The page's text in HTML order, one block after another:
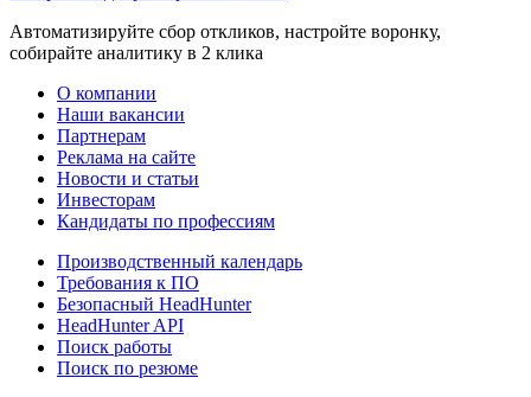
Автоматизируйте сбор откликов, настройте воронку,
собирайте аналитику в 2 клика
О компании
Наши вакансии
Партнерам
Реклама на сайте
Новости и статьи
Инвесторам
Кандидаты по профессиям
Производственный календарь
Требования к ПО
Безопасный HeadHunter
HeadHunter API
Поиск работы
Поиск по резюме